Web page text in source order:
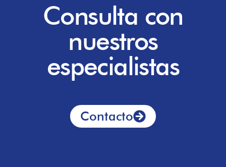
Consulta con
nuestros
especialistas
Contacto